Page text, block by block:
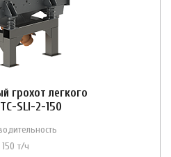
грохот легкого
SLI-2-150
150 т/ч